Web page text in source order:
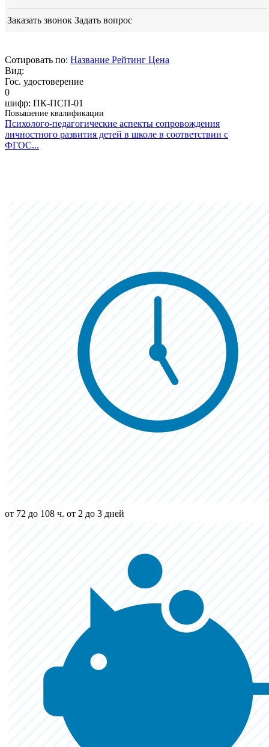
Заказать звонок Задать вопрос
Сотировать по: Название Рейтинг Цена
Вид:
Гос. удостоверение
0
шифр: ПК-ПСП-01
Повышение квалификации
Психолого-педагогические аспекты сопровождения
личностного развития детей в школе в соответствии с
ФГОС...
от 72 до 108 ч. от 2 до 3 дней